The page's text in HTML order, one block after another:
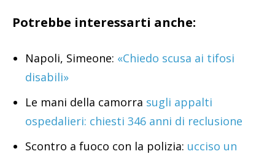
Potrebbe interessarti anche:
Napoli, Simeone: «Chiedo scusa ai tifosi
disabili»
Le mani della camorra sugli appalti
ospedalieri: chiesti 346 anni di reclusione
Scontro a fuoco con la polizia: ucciso un